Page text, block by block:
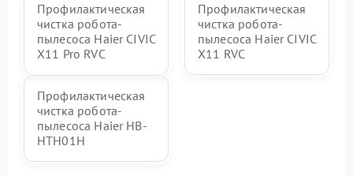
Профилактическая
чистка робота-
пылесоса Haier CIVIC
X11 Pro RVC
Профилактическая
чистка робота-
пылесоса Haier CIVIC
X11 RVC
Профилактическая
чистка робота-
пылесоса Haier HB-
HTH01H